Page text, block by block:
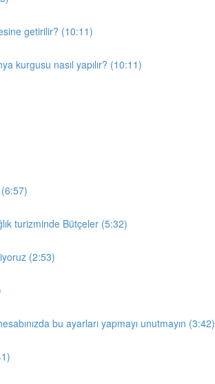
getirilir? (10:11)
kurgusu nasıl yapılır? (10:11)
(6:57)
turizminde Bütçeler (5:32)
(2:53)
bu ayarları yapmayı unutmayın (3:42)